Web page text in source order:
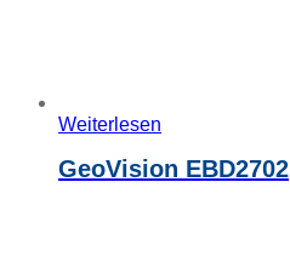
Weiterlesen
GeoVision EBD2702